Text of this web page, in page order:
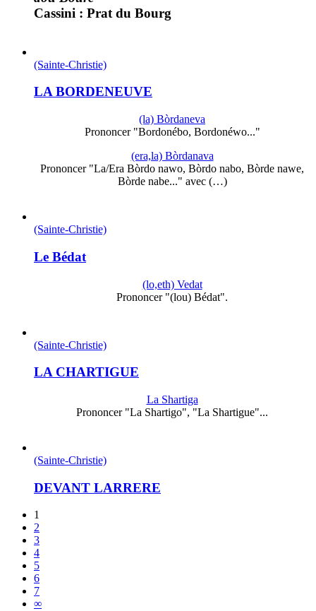
Cassini : Prat du Bourg
(Sainte-Christie)
LA BORDENEUVE
(la) Bòrdaneva
Prononcer "Bordonébo, Bordonéwo..."
(era,la) Bòrdanava
Prononcer "La/Era Bòrdo nawo, Bòrdo nabo, Bòrde nawe,
Bòrde nabe..." avec (…)
(Sainte-Christie)
Le Bédat
(lo,eth) Vedat
Prononcer "(lou) Bédat".
(Sainte-Christie)
LA CHARTIGUE
La Shartiga
Prononcer "La Shartigo", "La Shartigue"...
(Sainte-Christie)
DEVANT LARRERE
1
2
3
4
5
6
7
∞